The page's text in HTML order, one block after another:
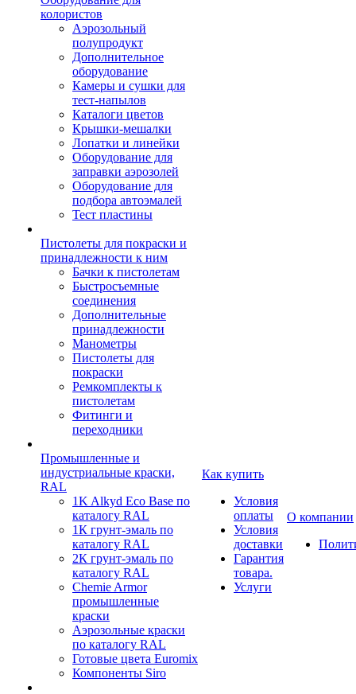
колористов
Аэрозольный
полупродукт
Дополнительное
оборудование
Камеры и сушки для
тест-напылов
Каталоги цветов
Крышки-мешалки
Лопатки и линейки
Оборудование для
заправки аэрозолей
Оборудование для
подбора автоэмалей
Тест пластины
Пистолеты для покраски и
принадлежности к ним
Бачки к пистолетам
Быстросъемные
соединения
Дополнительные
принадлежности
Манометры
Пистолеты для
покраски
Ремкомплекты к
пистолетам
Фитинги и
переходники
Промышленные и
индустриальные краски,
RAL
1K Alkyd Eco Base по
каталогу RAL
1К грунт-эмаль по
каталогу RAL
2К грунт-эмаль по
каталогу RAL
Chemie Armor
промышленные
краски
Аэрозольные краски
по каталогу RAL
Готовые цвета Euromix
Компоненты Siro
Как купить
Условия
оплаты
Условия
доставки
Гарантия
товара.
Услуги
О компании